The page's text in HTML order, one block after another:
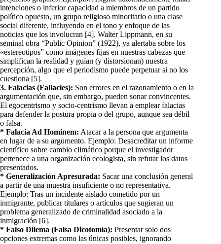
intenciones o inferior capacidad a miembros de un partido
político opuesto, un grupo religioso minoritario o una clase
social diferente, influyendo en el tono y enfoque de las
noticias que los involucran [4]. Walter Lippmann, en su
seminal obra “Public Opinion” (1922), ya alertaba sobre los
«estereotipos” como imágenes fijas en nuestras cabezas que
simplifican la realidad y guían (y distorsionan) nuestra
percepción, algo que el periodismo puede perpetuar si no los
cuestiona [5].
3. Falacias (Fallacies): Son errores en el razonamiento o en la
argumentación que, sin embargo, pueden sonar convincentes.
El egocentrismo y socio-centrismo llevan a emplear falacias
para defender la postura propia o del grupo, aunque sea débil
o falsa.
* Falacia Ad Hominem: Atacar a la persona que argumenta
en lugar de a su argumento. Ejemplo: Desacreditar un informe
científico sobre cambio climático porque el investigador
pertenece a una organización ecologista, sin refutar los datos
presentados.
* Generalización Apresurada: Sacar una conclusión general
a partir de una muestra insuficiente o no representativa.
Ejemplo: Tras un incidente aislado cometido por un
inmigrante, publicar titulares o artículos que sugieran un
problema generalizado de criminalidad asociado a la
inmigración [6].
* Falso Dilema (Falsa Dicotomía): Presentar solo dos
opciones extremas como las únicas posibles, ignorando